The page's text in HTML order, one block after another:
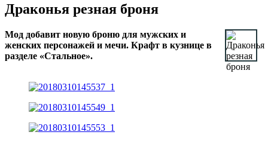
Драконья резная броня
Мод добавит новую броню для мужских и
женских персонажей и мечи. Крафт в кузнице в
разделе «Стальное».